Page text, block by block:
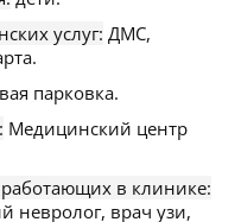
услуг: ДМС,
парковка.
Медицинский центр
в клинике:
невролог, врач узи,